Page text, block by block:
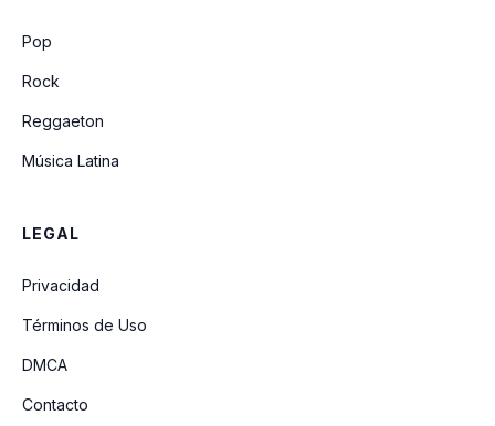
Pop
Rock
Reggaeton
Música Latina
LEGAL
Privacidad
Términos de Uso
DMCA
Contacto